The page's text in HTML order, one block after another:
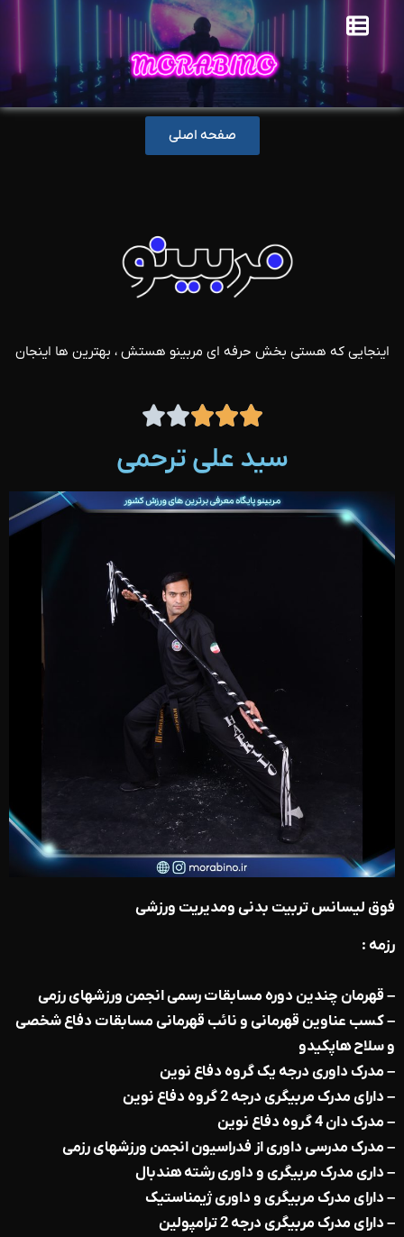
صفحه اصلی
اینجایی که هستی بخش حرفه ای مربینو هستش ، بهترین ها اینجان





سید علی ترحمی
فوق لیسانس تربیت بدنی ومدیریت ورزشی
رزمه :
– قهرمان چندین دوره مسابقات رسمی انجمن ورزشهای رزمی
– کسب عناوین قهرمانی و نائب قهرمانی مسابقات دفاع شخصی
و سلاح هاپکیدو
– مدرک داوری درجه یک گروه دفاع نوین
– دارای مدرک مربیگری درجه 2 گروه دفاع نوین
– مدرک دان 4 گروه دفاع نوین
– مدرک مدرسی داوری از فدراسیون انجمن ورزشهای رزمی
– داری مدرک مربیگری و داوری رشته هندبال
– دارای مدرک مربیگری و داوری ژیمناستیک
– دارای مدرک مربیگری درجه 2 ترامپولین